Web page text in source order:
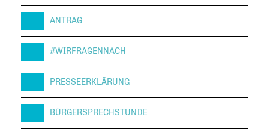
ANTRAG
#WIRFRAGENNACH
PRESSEERKLÄRUNG
BÜRGERSPRECHSTUNDE